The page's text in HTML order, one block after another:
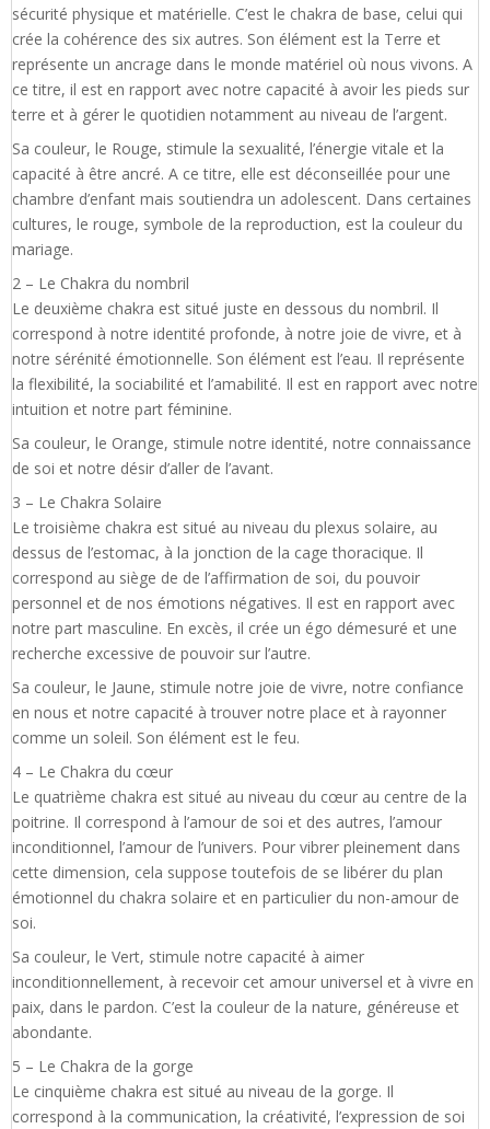
sécurité physique et matérielle. C’est le chakra de base, celui qui
crée la cohérence des six autres. Son élément est la Terre et
représente un ancrage dans le monde matériel où nous vivons. A
ce titre, il est en rapport avec notre capacité à avoir les pieds sur
terre et à gérer le quotidien notamment au niveau de l’argent.
Sa couleur, le Rouge, stimule la sexualité, l’énergie vitale et la
capacité à être ancré. A ce titre, elle est déconseillée pour une
chambre d’enfant mais soutiendra un adolescent. Dans certaines
cultures, le rouge, symbole de la reproduction, est la couleur du
mariage.
2 – Le Chakra du nombril
Le deuxième chakra est situé juste en dessous du nombril. Il
correspond à notre identité profonde, à notre joie de vivre, et à
notre sérénité émotionnelle. Son élément est l’eau. Il représente
la flexibilité, la sociabilité et l’amabilité. Il est en rapport avec notre
intuition et notre part féminine.
Sa couleur, le Orange, stimule notre identité, notre connaissance
de soi et notre désir d’aller de l’avant.
3 – Le Chakra Solaire
Le troisième chakra est situé au niveau du plexus solaire, au
dessus de l’estomac, à la jonction de la cage thoracique. Il
correspond au siège de de l’affirmation de soi, du pouvoir
personnel et de nos émotions négatives. Il est en rapport avec
notre part masculine. En excès, il crée un égo démesuré et une
recherche excessive de pouvoir sur l’autre.
Sa couleur, le Jaune, stimule notre joie de vivre, notre confiance
en nous et notre capacité à trouver notre place et à rayonner
comme un soleil. Son élément est le feu.
4 – Le Chakra du cœur
Le quatrième chakra est situé au niveau du cœur au centre de la
poitrine. Il correspond à l’amour de soi et des autres, l’amour
inconditionnel, l’amour de l’univers. Pour vibrer pleinement dans
cette dimension, cela suppose toutefois de se libérer du plan
émotionnel du chakra solaire et en particulier du non-amour de
soi.
Sa couleur, le Vert, stimule notre capacité à aimer
inconditionnellement, à recevoir cet amour universel et à vivre en
paix, dans le pardon. C’est la couleur de la nature, généreuse et
abondante.
5 – Le Chakra de la gorge
Le cinquième chakra est situé au niveau de la gorge. Il
correspond à la communication, la créativité, l’expression de soi